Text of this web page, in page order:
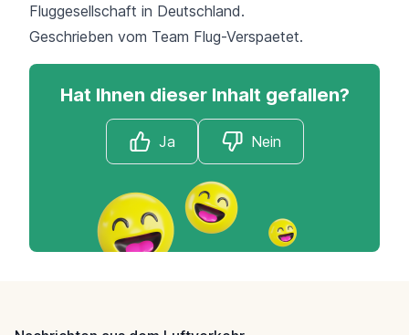
Fluggesellschaft in Deutschland.
Geschrieben vom Team Flug-Verspaetet.
Hat Ihnen dieser Inhalt gefallen?
Ja Nein